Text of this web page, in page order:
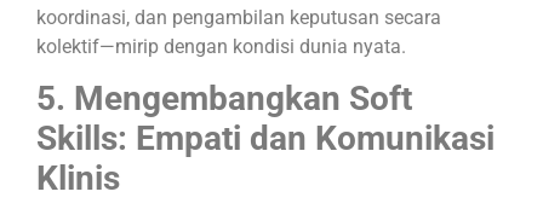
koordinasi, dan pengambilan keputusan secara
kolektif—mirip dengan kondisi dunia nyata.
5. Mengembangkan Soft
Skills: Empati dan Komunikasi
Klinis